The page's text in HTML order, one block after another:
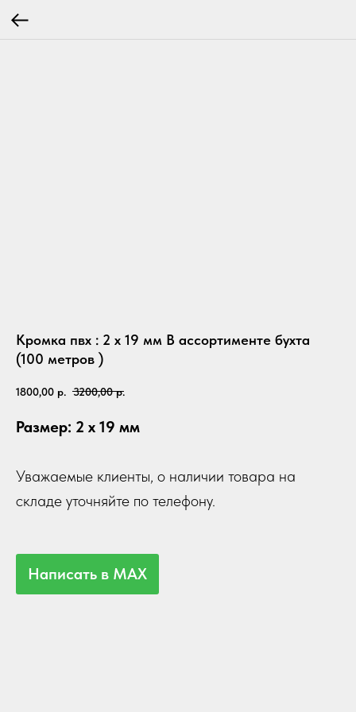
Кромка пвх : 2 х 19 мм В ассортименте бухта
(100 метров )
1800,00 р. 3200,00 р.
Размер: 2 х 19 мм
Уважаемые клиенты, о наличии товара на
складе уточняйте по телефону.
Написать в MAX